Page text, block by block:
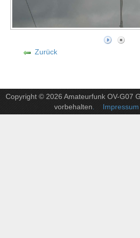
Zurück
Copyright © 2026 Amateurfunk OV-G07
vorbehalten . Impressum